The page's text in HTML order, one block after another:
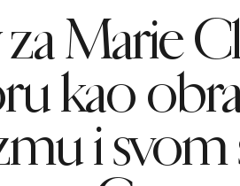
Marie
kao
i